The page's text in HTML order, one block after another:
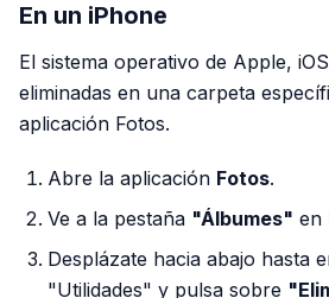
En un iPhone
El sistema operativo de Apple,
eliminadas en una carpeta
aplicación Fotos.
Abre la aplicación Fotos.
Ve a la pestaña "Álbumes" en
Desplázate hacia abajo hasta
"Utilidades" y pulsa sobre